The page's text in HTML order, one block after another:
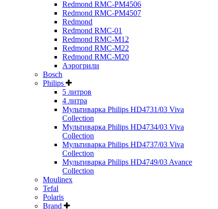
Redmond RMC-PM4506
Redmond RMC-PM4507
Redmond
Redmond RMC-01
Redmond RMC-M12
Redmond RMC-M22
Redmond RMC-M20
Аэрогрили
Bosch
Philips
5 литров
4 литра
Мультиварка Philips HD4731/03 Viva
Collection
Мультиварка Philips HD4734/03 Viva
Collection
Мультиварка Philips HD4737/03 Viva
Collection
Мультиварка Philips HD4749/03 Avance
Collection
Moulinex
Tefal
Polaris
Brand